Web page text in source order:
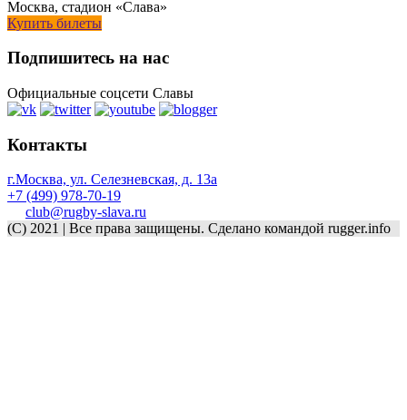
Москва, стадион «Слава»
Купить билеты
Подпишитесь на нас
Официальные соцсети Славы
Контакты
г.Москва, ул. Селезневская, д. 13a
+7 (499) 978-70-19
club@rugby-slava.ru
(C) 2021 | Все права защищены. Сделано командой rugger.info